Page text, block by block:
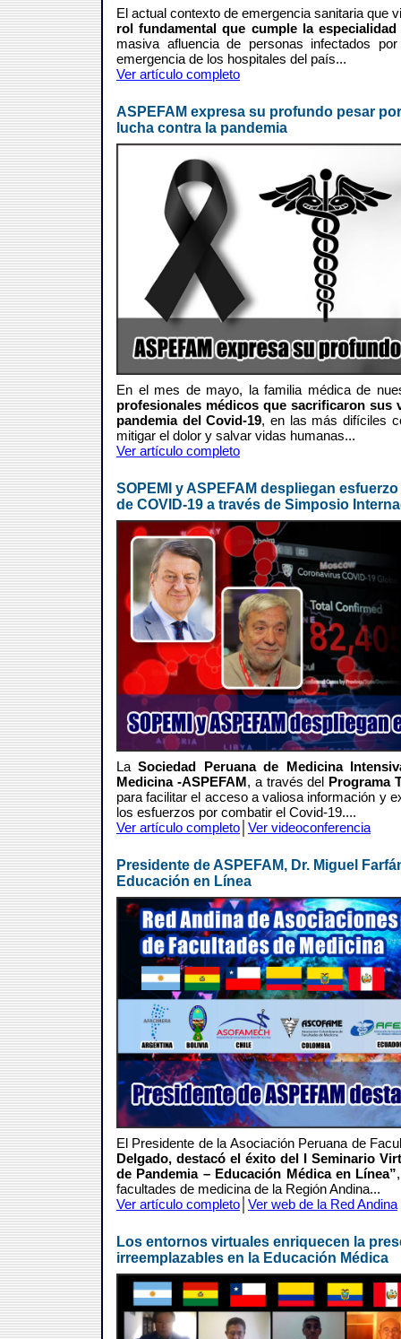
El actual contexto de emergencia sanitaria que
rol fundamental que cumple la
masiva afluencia de personas infectados
emergencia de los hospitales del país...
Ver artículo completo
ASPEFAM expresa su profundo pesar
lucha contra la pandemia
En el mes de mayo, la familia médica de
profesionales médicos que sacrificaron
pandemia del Covid-19, en las más difíciles
mitigar el dolor y salvar vidas humanas...
Ver artículo completo
SOPEMI y ASPEFAM despliegan
de COVID-19 a través de Simposio
LaSociedad Peruana de Medicina
Medicina -ASPEFAM, a través del Programa
para facilitar el acceso a valiosa información y
los esfuerzos por combatir el Covid-19....
Ver artículo completo Ver videoconferencia
Presidente de ASPEFAM, Dr. Miguel
Educación en Línea
El Presidente de la Asociación Peruana de
Delgado, destacó el éxito del I Seminario
de Pandemia – Educación Médica en Línea”
facultades de medicina de la Región Andina...
Ver artículo completo Ver web de la Red Andina
Los entornos virtuales enriquecen la
irreemplazables en la Educación Médica